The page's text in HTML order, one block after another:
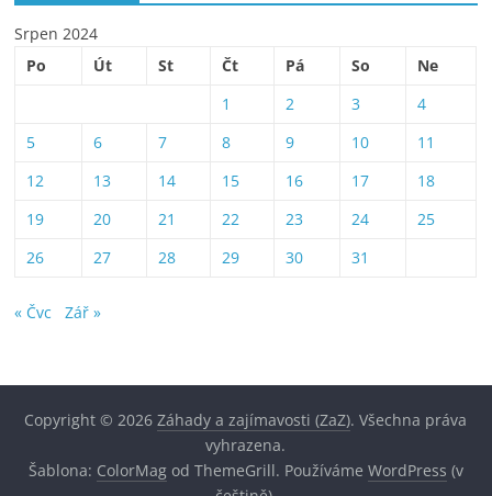
Srpen 2024
Po
Út St Čt Pá So
Ne
1
2 3
4
5
6 7 8 9 10
11
12
13 14 15 16 17
18
19
20 21 22 23 24
25
26
27 28 29 30 31
« Čvc Zář »
Copyright © 2026Záhady a zajímavosti (ZaZ). Všechna práva
vyhrazena.
Šablona: ColorMagod ThemeGrill. Používáme WordPress (v